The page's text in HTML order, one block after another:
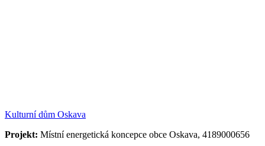
Kulturní dům Oskava
Projekt: Místní energetická koncepce obce Oskava, 4189000656